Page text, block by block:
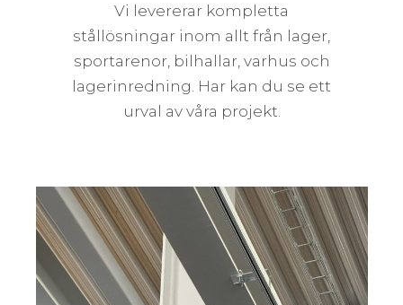
Vi levererar kompletta
stållösningar inom allt från lager,
sportarenor, bilhallar, varhus och
lagerinredning. Har kan du se ett
urval av våra projekt.